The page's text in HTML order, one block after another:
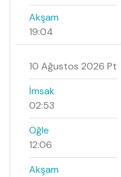
Akşam
19:04
10 Ağustos 2026 Pt
İmsak
02:53
Öğle
12:06
Akşam